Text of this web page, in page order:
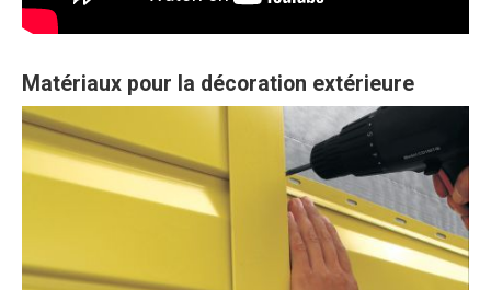
Matériaux pour la décoration extérieure